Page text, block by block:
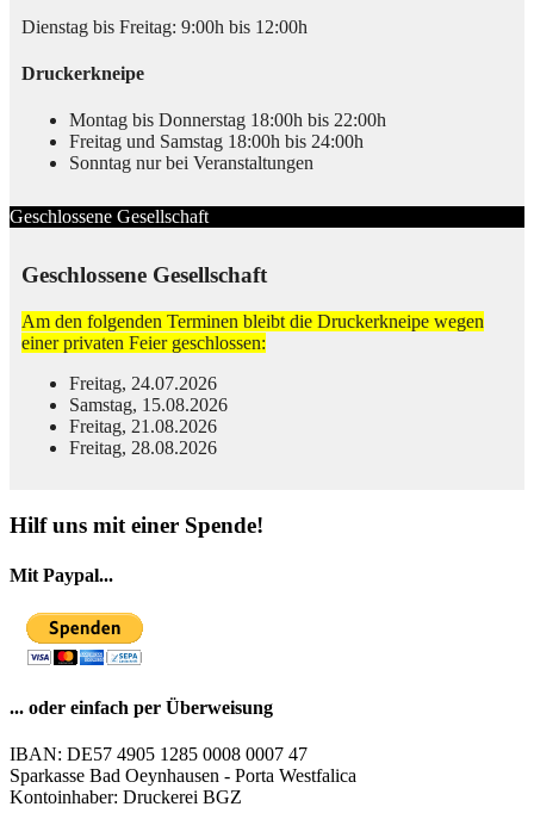
Dienstag bis Freitag: 9:00h bis 12:00h
Druckerkneipe
Montag bis Donnerstag 18:00h bis 22:00h
Freitag und Samstag 18:00h bis 24:00h
Sonntag nur bei Veranstaltungen
Geschlossene Gesellschaft
Geschlossene Gesellschaft
Am den folgenden Terminen bleibt die Druckerkneipe wegen
einer privaten Feier geschlossen:
Freitag, 24.07.2026
Samstag, 15.08.2026
Freitag, 21.08.2026
Freitag, 28.08.2026
Hilf uns mit einer Spende!
Mit Paypal...
... oder einfach per Überweisung
IBAN: DE57 4905 1285 0008 0007 47
Sparkasse Bad Oeynhausen - Porta Westfalica
Kontoinhaber: Druckerei BGZ